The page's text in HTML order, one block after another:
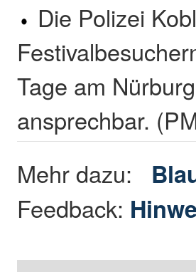
Die Polizei
Tage am
ansprechbar.
Mehr dazu:
Feedback: